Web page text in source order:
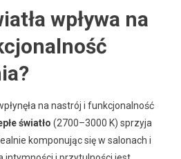
wpływa na
na nastrój i funkcjonalność
światło (2700–3000 K) sprzyja
komponując się w salonach i